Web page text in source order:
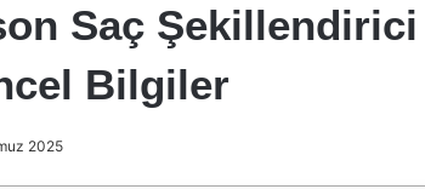
Saç Şekillendirici
Bilgiler
2025